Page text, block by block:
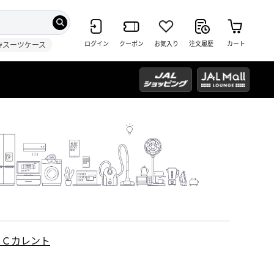
スーツケース ログイン クーポン お気入り 注文履歴 カート
カレント